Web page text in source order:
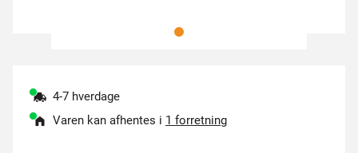
4-7 hverdage
Varen kan afhentes i 1 forretning